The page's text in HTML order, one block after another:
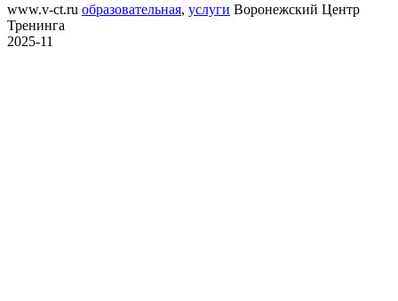
www.v-ct.ru образовательная, услуги Воронежский Центр
Тренинга
2025-11